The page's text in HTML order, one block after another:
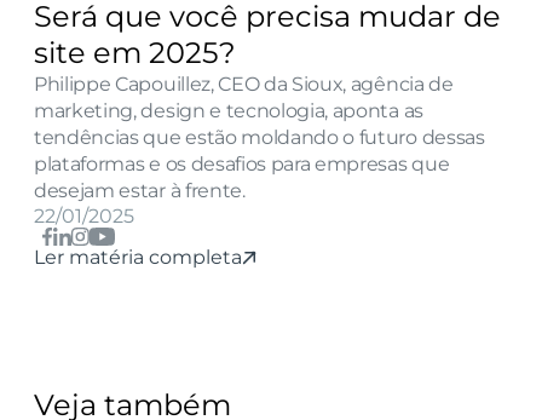
Será que você precisa mudar de
site em 2025?
Philippe Capouillez, CEO da Sioux, agência de
marketing, design e tecnologia, aponta as
tendências que estão moldando o futuro dessas
plataformas e os desafios para empresas que
desejam estar à frente.
22/01/2025
Ler matéria completa
Veja também